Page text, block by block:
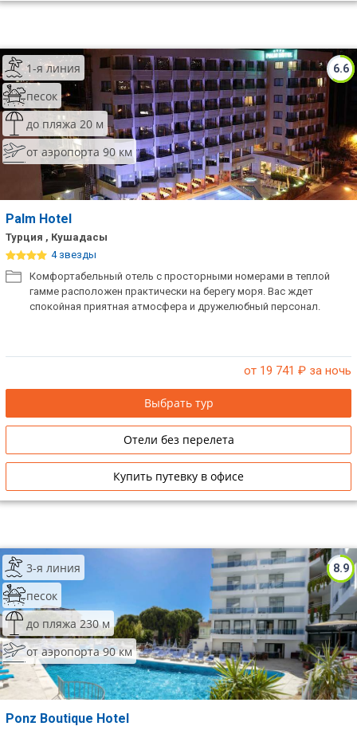
6.6
1-я линия
песок
до пляжа 20 м
от аэропорта 90 км
Palm Hotel
Турция , Кушадасы
4 звезды
Комфортабельный отель с просторными номерами в теплой
гамме расположен практически на берегу моря. Вас ждет
спокойная приятная атмосфера и дружелюбный персонал.
от 19 741 ₽ за ночь
Выбрать тур
Отели без перелета
Купить путевку в офисе
8.9
3-я линия
песок
до пляжа 230 м
от аэропорта 90 км
Ponz Boutique Hotel